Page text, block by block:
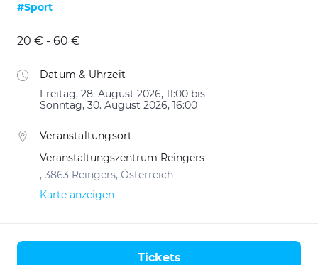
#Sport
20 € - 60 €
Datum & Uhrzeit
Freitag, 28. August 2026, 11:00 bis
Sonntag, 30. August 2026, 16:00
Veranstaltungsort
Veranstaltungszentrum Reingers
, 3863 Reingers, Österreich
Karte anzeigen
Tickets